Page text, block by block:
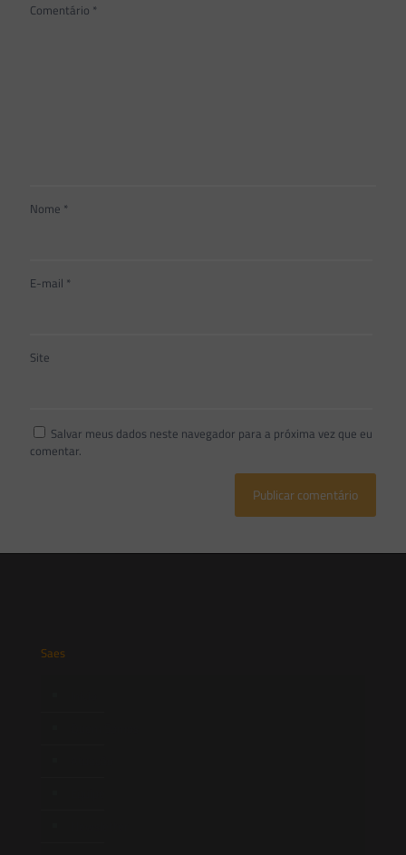
Comentário *
Nome *
E-mail *
Site
Salvar meus dados neste navegador para a próxima vez que eu
comentar.
Saes